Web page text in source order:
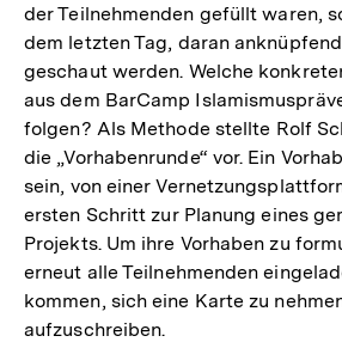
der Teilnehmenden gefüllt waren,
dem letzten Tag, daran
geschaut werden. Welche
aus dem BarCamp
folgen? Als Methode stellte Rolf
die „Vorhabenrunde“ vor. Ein
sein, von einer
ersten Schritt zur Planung eines
Projekts. Um ihre Vorhaben zu
erneut alle Teilnehmenden
kommen, sich eine Karte zu
aufzuschreiben.